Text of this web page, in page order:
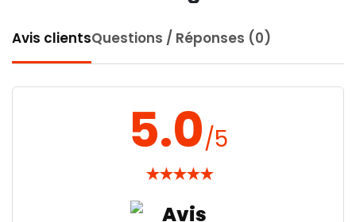
Avis clientsQuestions / Réponses (0)
5.0/5
★★★★★